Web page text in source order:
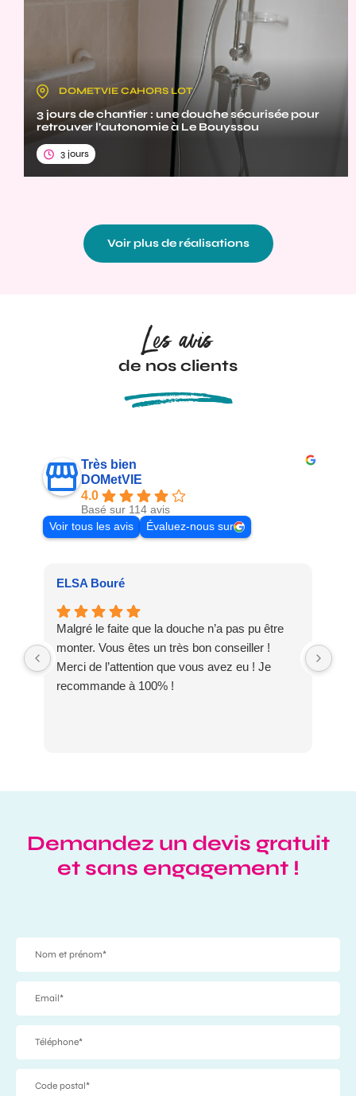
DOMETVIE CAHORS LOT
3 jours de chantier : une douche sécurisée pour
retrouver l’autonomie à Le Bouyssou
3 jours
Voir plus de réalisations
Les avis
de nos clients
Très bien
DOMetVIE
4.0
Basé sur 114 avis
Voir tous les avis
Évaluez-nous sur
ELSA Bouré
Malgré le faite que la douche n’a pas pu être
monter. Vous êtes un très bon conseiller !
Merci de l’attention que vous avez eu ! Je
recommande à 100% !
Demandez un devis gratuit
et sans engagement !